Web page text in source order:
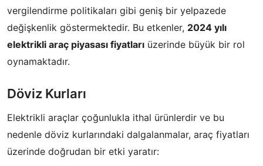
vergilendirme politikaları gibi geniş bir yelpazede
değişkenlik göstermektedir. Bu etkenler, 2024 yılı
elektrikli araç piyasası fiyatları üzerinde büyük bir rol
oynamaktadır.
Döviz Kurları
Elektrikli araçlar çoğunlukla ithal ürünlerdir ve bu
nedenle döviz kurlarındaki dalgalanmalar, araç fiyatları
üzerinde doğrudan bir etki yaratır: